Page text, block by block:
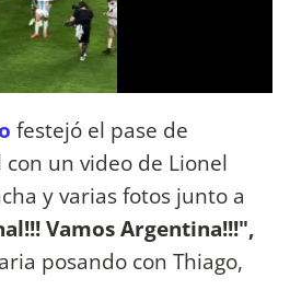
festejó el pase de
un video de Lionel
y varias fotos junto a
Vamos Argentina!!!",
posando con Thiago,